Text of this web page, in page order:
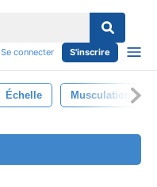
Se connecter S'inscrire
Échelle Musculation